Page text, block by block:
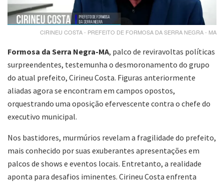
CIRINEU COSTA - PREFEITO DE FORMOSA DA SERRA NEGRA - MA
Formosa da Serra Negra-MA, palco de reviravoltas políticas
surpreendentes, testemunha o desmoronamento do grupo
do atual prefeito, Cirineu Costa. Figuras anteriormente
aliadas agora se encontram em campos opostos,
orquestrando uma oposição efervescente contra o chefe do
executivo municipal.
Nos bastidores, murmúrios revelam a fragilidade do prefeito,
mais conhecido por suas exuberantes apresentações em
palcos de shows e eventos locais. Entretanto, a realidade
aponta para desafios iminentes. Cirineu Costa enfrenta